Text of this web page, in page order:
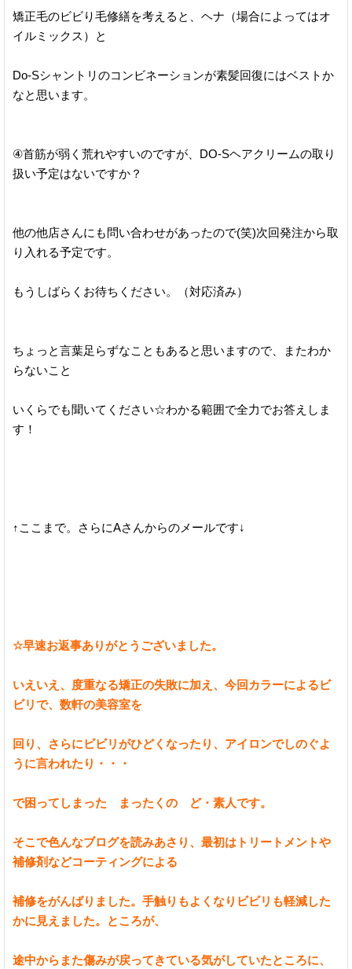
矯正毛のビビり毛修繕を考えると、ヘナ（場合によってはオ
イルミックス）と
Do-Sシャントリのコンビネーションが素髪回復にはベストか
なと思います。
④首筋が弱く荒れやすいのですが、DO-Sヘアクリームの取り
扱い予定はないですか？
他の他店さんにも問い合わせがあったので(笑)次回発注から取
り入れる予定です。
もうしばらくお待ちください。（対応済み）
ちょっと言葉足らずなこともあると思いますので、またわか
らないこと
いくらでも聞いてください☆わかる範囲で全力でお答えしま
す！
↑ここまで。さらにAさんからのメールです↓
☆早速お返事ありがとうございました。
いえいえ、度重なる矯正の失敗に加え、今回カラーによるビ
ビリで、数軒の美容室を
回り、さらにビビリがひどくなったり、アイロンでしのぐよ
うに言われたり・・・
で困ってしまった まったくの ど・素人です。
そこで色んなブログを読みあさり、最初はトリートメントや
補修剤などコーティングによる
補修をがんばりました。手触りもよくなりビビリも軽減した
かに見えました。ところが、
途中からまた傷みが戻ってきている気がしていたところに、